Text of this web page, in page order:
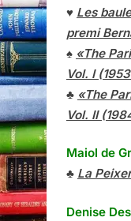
♥ Les
premi
♠ «The
Vol. I
♣ «The
Vol. II
Maiol de
♣ La
Denise